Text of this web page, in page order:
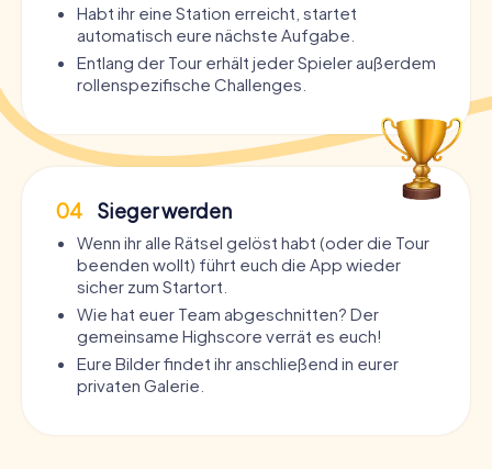
Habt ihr eine Station erreicht, startet
automatisch eure nächste Aufgabe.
Entlang der Tour erhält jeder Spieler außerdem
rollenspezifische Challenges.
04 Sieger werden
Wenn ihr alle Rätsel gelöst habt (oder die Tour
beenden wollt) führt euch die App wieder
sicher zum Startort.
Wie hat euer Team abgeschnitten? Der
gemeinsame Highscore verrät es euch!
Eure Bilder findet ihr anschließend in eurer
privaten Galerie.